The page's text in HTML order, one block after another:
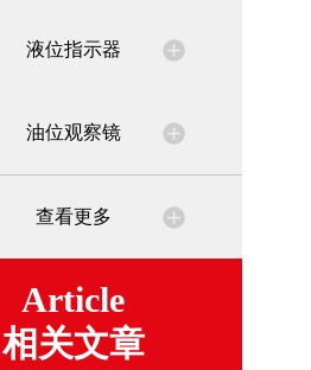
液位指示器
油位观察镜
查看更多
Article
相关文章